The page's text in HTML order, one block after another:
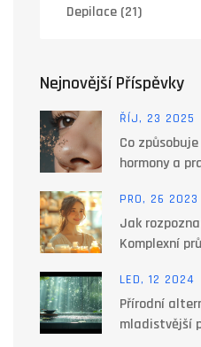
Depilace (21)
Nejnovější Příspěvky
ŘÍJ, 23 2025
Co
hormony a
PRO, 26 2023
Jak
Komplexní
LED, 12 2024
Přírodní
mladistvější